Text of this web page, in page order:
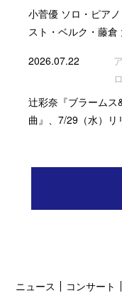
小菅優 ソロ・ピア
スト・ベルク・藤倉
2026.07.22
辻彩奈『ブラームス
曲』、7/29（水）リ
ニュース コンサート